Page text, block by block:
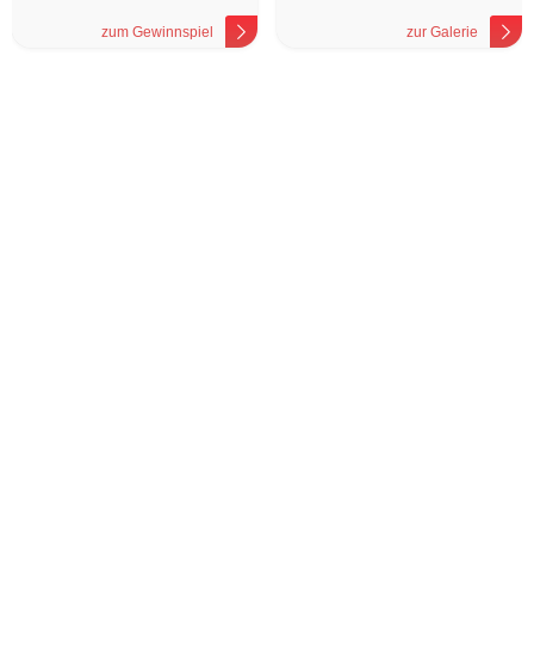
zum Gewinnspiel zur Galerie